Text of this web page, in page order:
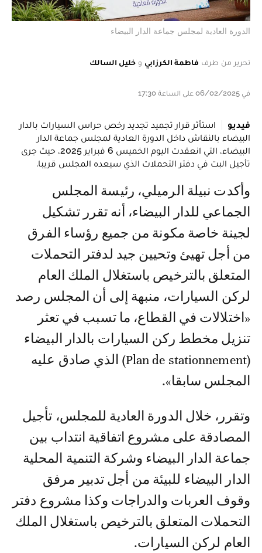
الدورة العادية لمجلس جماعة الدار البيضاء
تحرير من طرف فاطمة الكرزابي و خليل السالك
في 06/02/2025 على الساعة 17:30
فيديو
استأثر قرار تجميد تجديد رخص حراس السيارات بالدار
البيضاء بالنقاش داخل الدورة العادية لمجلس جماعة الدار
البيضاء، التي انعقدت اليوم الخميس 6 فبراير 2025، حيث جرى
تأجيل البت في دفتر التحملات الذي سيعده المجلس قريبا.
وأكدت نبيلة الرميلي، رئيسة المجلس
الجماعي للدار البيضاء، أنه تقرر تشكيل
لجينة خاصة مكونة من جميع رؤساء الفرق
من أجل تهيئ وتحيين جيد لدفتر التحملات
المتعلق بالترخيص باستغلال الملك العام
لركن السيارات، منبهة إلى أن المجلس رصد
«اختلالات في القطاع، ما تسبب في تعثر
تنزيل مخطط ركن السيارات بالدار البيضاء
(Plan de stationnement) الذي صادق عليه
المجلس سابقا».
وتقرر، خلال الدورة العادية للمجلس، تأجيل
المصادقة على مشروع اتفاقية انتداب بين
جماعة الدار البيضاء وشركة التنمية المحلية
الدار البيضاء للبيئة من أجل تدبير مرفق
وقوف العربات والدراجات وكذا مشروع دفتر
التحملات المتعلق بالترخيص باستغلال الملك
العام لركن السيارات.